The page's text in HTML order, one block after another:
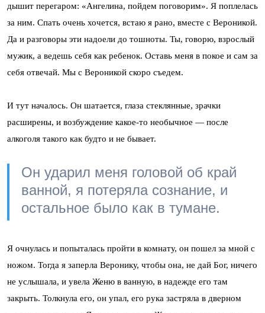
дышит перегаром: «Ангелина, пойдем поговорим». Я поплелась
за ним. Спать очень хочется, встаю я рано, вместе с Вероникой.
Да и разговоры эти надоели до тошноты. Ты, говорю, взрослый
мужик, а ведешь себя как ребенок. Оставь меня в покое и сам за
себя отвечай. Мы с Вероникой скоро съедем.
И тут началось. Он шатается, глаза стеклянные, зрачки
расширены, и возбуждение какое-то необычное — после
алкоголя такого как будто и не бывает.
Он ударил меня головой об край
ванной, я потеряла сознание, и
остальное было как в тумане.
Я очнулась и попыталась пройти в комнату, он пошел за мной с
ножом. Тогда я заперла Веронику, чтобы она, не дай Бог, ничего
не услышала, и увела Женю в ванную, в надежде его там
закрыть. Толкнула его, он упал, его рука застряла в дверном